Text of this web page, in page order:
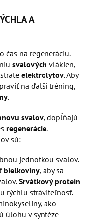
A
čas na regeneráciu.
svalových vlákien,
elektrolytov. Aby
na ďalší tréning,
.
svalov, dopĺňajú
regenerácie.
sú:
jednotkou svalov.
bielkoviny, aby sa
Srvátkový proteín
rýchlu stráviteľnosť.
ako
úlohu v syntéze